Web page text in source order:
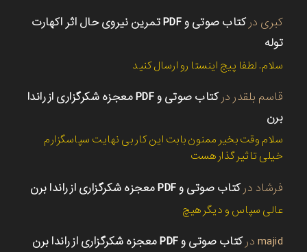
کبری در
کتاب صوتی و PDF تمرین نیروی حال اثر اکهارت
توله
سلام. لطفا پیج اینستا رو ارسال کنید
قاسم بلقدر در
کتاب صوتی و PDF معجزه شکرگزاری از راندا
برن
سلام وقت بخیر ممنون بابت این کار بی نهایت سپاسگزارم
خیلی تاثیر گذار هست
فرشاد درکتاب صوتی و PDF معجزه شکرگزاری از راندا برن
عالی سپاس و دیگر هیچ
majid درکتاب صوتی و PDF معجزه شکرگزاری از راندا برن